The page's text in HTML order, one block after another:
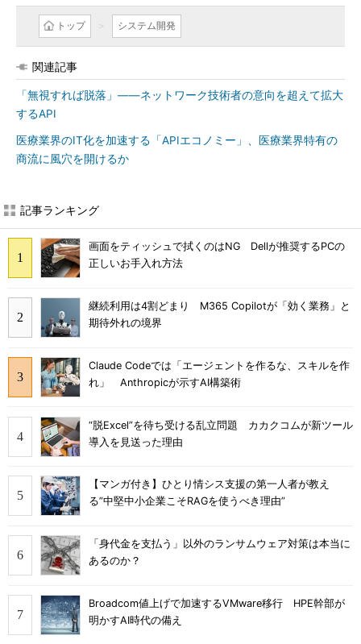
トップ システム開発
関連記事
「無視すれば脱落」――ネットワーク技術者の意向を超えて拡大
するAPI
医療業界のIT化を加速する「APIエコノミー」、医療業界特有の
商流に風穴を開けるか
記事ランキング
画面をティッシュで拭くのはNG Dellが推奨するPCの
正しいお手入れ方法
継続利用は4割どまり M365 Copilotが「効く業務」と
期待外れの境界
Claude Codeでは「エージェントを作るな、スキルを作
れ」 Anthropicが示すAI構築術
“脱Excel”を待ち受ける乱立問題 カカクコムが新ツール
導入を見送った理由
【マンガ付き】ひとり情シス支援の第一人者が教え
る”中堅中小企業こそRAGを使うべき理由”
「身代金を支払う」以外のランサムウェア対策は本当に
あるのか？
Broadcom値上げで加速するVMware移行 HPE幹部が
明かすAI時代の備え